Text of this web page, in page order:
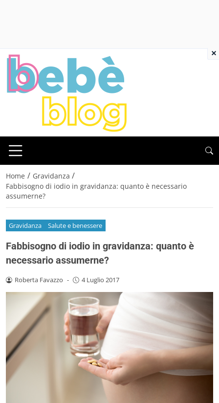
Home / Gravidanza /
Fabbisogno di iodio in gravidanza: quanto è necessario
assumerne?
Gravidanza Salute e benessere
Fabbisogno di iodio in gravidanza: quanto è
necessario assumerne?
Roberta Favazzo - 4 Luglio 2017
×